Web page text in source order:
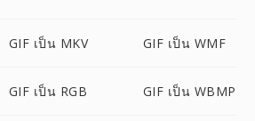
GIF เป็น MKV GIF เป็น WMF
GIF เป็น RGB GIF เป็น WBMP